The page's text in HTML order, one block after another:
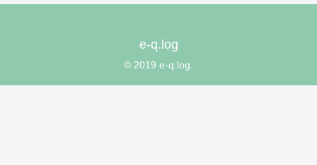
e-q.log
© 2019 e-q.log.